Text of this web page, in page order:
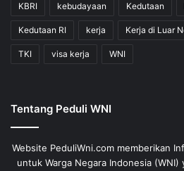
KBRI kebudayaan Kedutaan
Kedutaan RI kerja Kerja di Luar
TKI visa kerja WNI
Tentang Peduli WNI
Website PeduliWni.com memberikan
untuk Warga Negara Indonesia